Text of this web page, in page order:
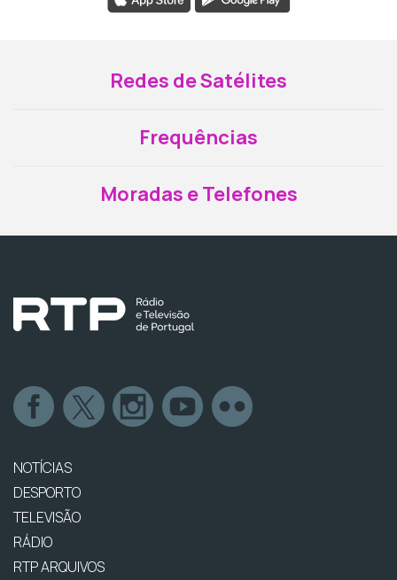
Redes de Satélites
Frequências
Moradas e Telefones
NOTÍCIAS
DESPORTO
TELEVISÃO
RÁDIO
RTP ARQUIVOS